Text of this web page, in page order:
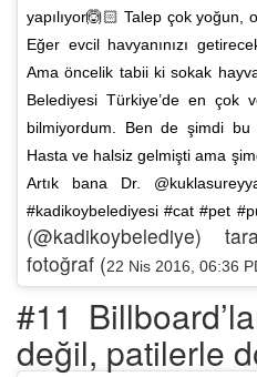
yapılıyor🙆🏻 Talep çok yoğun,
Eğer evcil havyanınızı
Ama öncelik tabii ki sokak
Belediyesi Türkiye’de en çok
bilmiyordum. Ben de şimdi
Hasta ve halsiz gelmişti ama
Artık bana Dr.
#kadikoybelediyesi #cat #pet
(@kadikoybelediye)
fotoğraf (22 Nis 2016, 06:36
#11
değil, patilerle